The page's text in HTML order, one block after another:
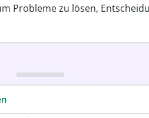
Probleme zu lösen,